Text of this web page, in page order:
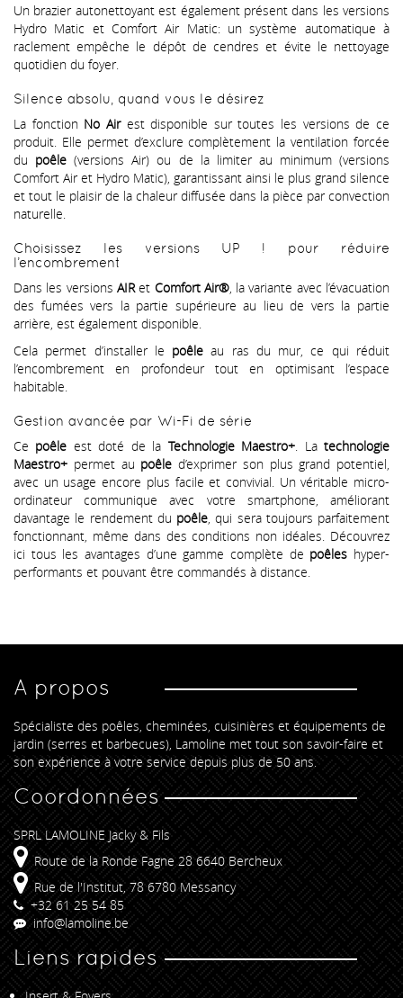
Un brazier autonettoyant est également présent dans les versions
Hydro Matic et Comfort Air Matic: un système automatique à
raclement empêche le dépôt de cendres et évite le nettoyage
quotidien du foyer.
Silence absolu, quand vous le désirez
La fonction No Air est disponible sur toutes les versions de ce
produit. Elle permet d’exclure complètement la ventilation forcée
du poêle(versions Air) ou de la limiter au minimum (versions
Comfort Air et Hydro Matic), garantissant ainsi le plus grand silence
et tout le plaisir de la chaleur diffusée dans la pièce par convection
naturelle.
Choisissez les versions UP ! pour réduire
l’encombrement
Dans les versions AIRet Comfort Air®, la variante avec l’évacuation
des fumées vers la partie supérieure au lieu de vers la partie
arrière, est également disponible.
Cela permet d’installer le poêleau ras du mur, ce qui réduit
l’encombrement en profondeur tout en optimisant l’espace
habitable.
Gestion avancée par Wi-Fi de série
Ce poêle est doté de la Technologie Maestro+ . Latechnologie
Maestro+ permet au poêle d’exprimer son plus grand potentiel,
avec un usage encore plus facile et convivial. Un véritable micro-
ordinateur communique avec votre smartphone, améliorant
davantage le rendement du poêle , qui sera toujours parfaitement
fonctionnant, même dans des conditions non idéales. Découvrez
ici tous les avantages d’une gamme complète de poêles hyper-
performants et pouvant être commandés à distance.
A propos
Spécialiste des poêles, cheminées, cuisinières et équipements de
jardin (serres et barbecues), Lamoline met tout son savoir-faire et
son expérience à votre service depuis plus de 50 ans.
Coordonnées
SPRL LAMOLINE Jacky & Fils
Route de la Ronde Fagne 28 6640 Bercheux
Rue de l'Institut, 78 6780 Messancy
+32 61 25 54 85
info@lamoline.be
Liens rapides